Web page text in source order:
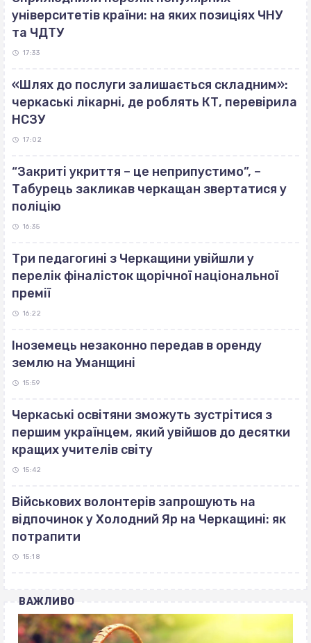
університетів країни: на яких позиціях ЧНУ
та ЧДТУ
17:33
«Шлях до послуги залишається складним»:
черкаські лікарні, де роблять КТ, перевірила
НСЗУ
17:02
“Закриті укриття – це неприпустимо”, –
Табурець закликав черкащан звертатися у
поліцію
16:35
Три педагогині з Черкащини увійшли у
перелік фіналісток щорічної національної
премії
16:22
Іноземець незаконно передав в оренду
землю на Уманщині
15:59
Черкаські освітяни зможуть зустрітися з
першим українцем, який увійшов до десятки
кращих учителів світу
15:42
Військових волонтерів запрошують на
відпочинок у Холодний Яр на Черкащині: як
потрапити
15:18
ВАЖЛИВО